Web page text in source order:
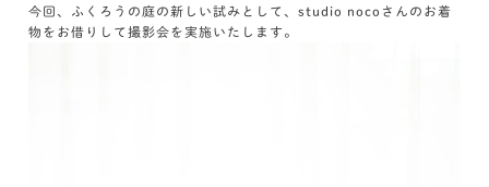
今回、ふくろうの庭の新しい試みとして、studio nocoさんのお着
物をお借りして撮影会を実施いたします。